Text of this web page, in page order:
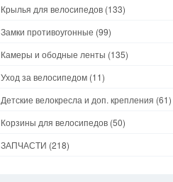
Крылья для велосипедов (133)
Замки противоугонные (99)
Камеры и ободные ленты (135)
Уход за велосипедом (11)
Детские велокресла и доп. крепления (61)
Корзины для велосипедов (50)
ЗАПЧАСТИ (218)